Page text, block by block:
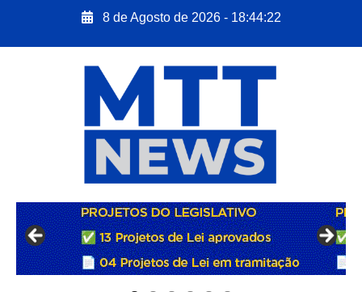
8 de Agosto de 2026 - 18:44:23